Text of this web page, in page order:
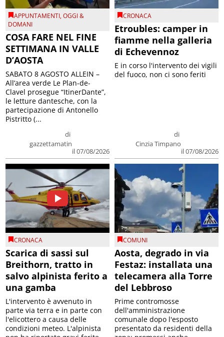
APPUNTAMENTI,OGGI &
DOMANI
COSA FARE NEL FINE
SETTIMANA IN VALLE
D’AOSTA
di
gazzettamatin
il 07/08/2026
SABATO 8 AGOSTO ALLEIN –
All’area verde Le Plan-de-
Clavel prosegue “ItinerDante”,
le letture dantesche, con la
partecipazione di Antonello
Pistritto (...
CRONACA
Etroubles: camper in
fiamme nella galleria
di Echevennoz
di
Cinzia Timpano
il 07/08/2026
E in corso l'intervento dei vigili
del fuoco, non ci sono feriti
CRONACA
Scarica di sassi sul
Breithorn, tratto in
salvo alpinista ferito a
una gamba
L'intervento è avvenuto in
parte via terra e in parte con
l'elicottero a causa delle
condizioni meteo. L'alpinista
COMUNI
Aosta, degrado in via
Festaz: installata una
telecamera alla Torre
del Lebbroso
Prime contromosse
dell'amministrazione
comunale dopo l'esposto
presentato da residenti della